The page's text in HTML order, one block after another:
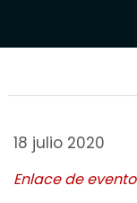
18 julio 2020
Enlace de evento